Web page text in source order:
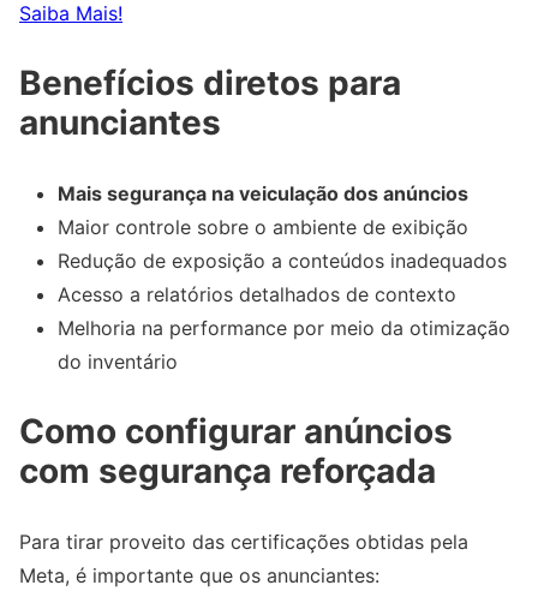
Saiba Mais!
Benefícios diretos para
anunciantes
Mais segurança na veiculação dos anúncios
Maior controle sobre o ambiente de exibição
Redução de exposição a conteúdos inadequados
Acesso a relatórios detalhados de contexto
Melhoria na performance por meio da otimização
do inventário
Como configurar anúncios
com segurança reforçada
Para tirar proveito das certificações obtidas pela
Meta, é importante que os anunciantes: